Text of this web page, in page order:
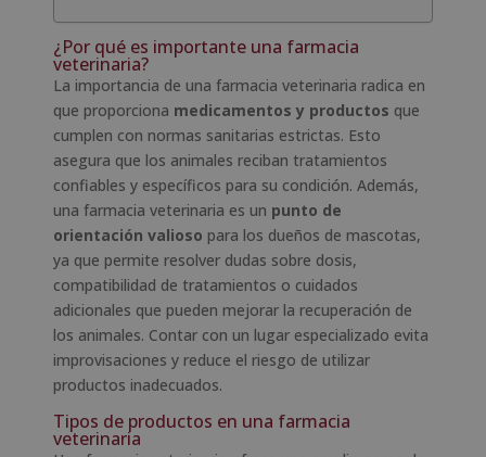
¿Por qué es importante una farmacia
veterinaria?
La importancia de una farmacia veterinaria radica en
que proporciona medicamentos y productos que
cumplen con normas sanitarias estrictas. Esto
asegura que los animales reciban tratamientos
confiables y específicos para su condición. Además,
una farmacia veterinaria es un punto de
orientación valioso para los dueños de mascotas,
ya que permite resolver dudas sobre dosis,
compatibilidad de tratamientos o cuidados
adicionales que pueden mejorar la recuperación de
los animales. Contar con un lugar especializado evita
improvisaciones y reduce el riesgo de utilizar
productos inadecuados.
Tipos de productos en una farmacia
veterinaria